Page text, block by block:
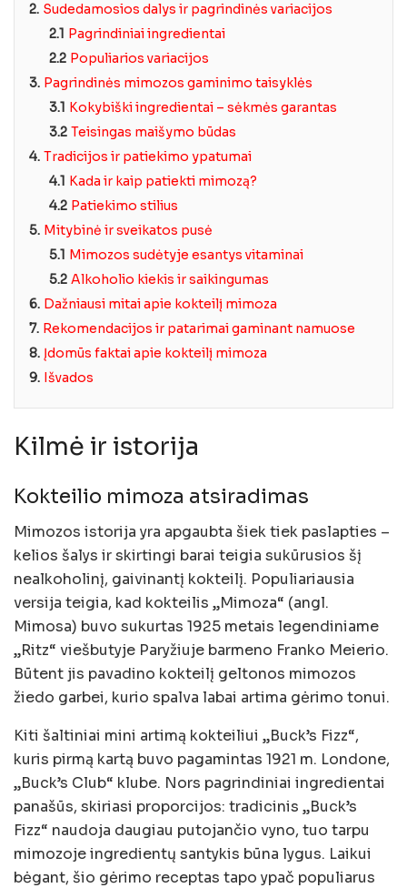
2. Sudedamosios dalys ir pagrindinės variacijos
2.1 Pagrindiniai ingredientai
2.2 Populiarios variacijos
3. Pagrindinės mimozos gaminimo taisyklės
3.1 Kokybiški ingredientai – sėkmės garantas
3.2 Teisingas maišymo būdas
4. Tradicijos ir patiekimo ypatumai
4.1 Kada ir kaip patiekti mimozą?
4.2 Patiekimo stilius
5. Mitybinė ir sveikatos pusė
5.1 Mimozos sudėtyje esantys vitaminai
5.2 Alkoholio kiekis ir saikingumas
6. Dažniausi mitai apie kokteilį mimoza
7. Rekomendacijos ir patarimai gaminant namuose
8. Įdomūs faktai apie kokteilį mimoza
9. Išvados
Kilmė ir istorija
Kokteilio mimoza atsiradimas
Mimozos istorija yra apgaubta šiek tiek paslapties –
kelios šalys ir skirtingi barai teigia sukūrusios šį
nealkoholinį, gaivinantį kokteilį. Populiariausia
versija teigia, kad kokteilis „Mimoza“ (angl.
Mimosa) buvo sukurtas 1925 metais legendiniame
„Ritz“ viešbutyje Paryžiuje barmeno Franko Meierio.
Būtent jis pavadino kokteilį geltonos mimozos
žiedo garbei, kurio spalva labai artima gėrimo tonui.
Kiti šaltiniai mini artimą kokteiliui „Buck’s Fizz“,
kuris pirmą kartą buvo pagamintas 1921 m. Londone,
„Buck’s Club“ klube. Nors pagrindiniai ingredientai
panašūs, skiriasi proporcijos: tradicinis „Buck’s
Fizz“ naudoja daugiau putojančio vyno, tuo tarpu
mimozoje ingredientų santykis būna lygus. Laikui
bėgant, šio gėrimo receptas tapo ypač populiarus